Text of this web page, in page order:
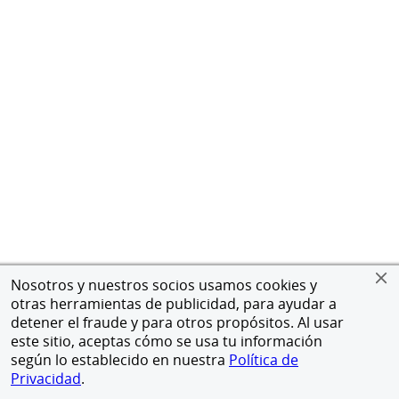
Nosotros y nuestros socios usamos cookies y
otras herramientas de publicidad, para ayudar a
detener el fraude y para otros propósitos. Al usar
este sitio, aceptas cómo se usa tu información
según lo establecido en nuestra Política de
Privacidad.